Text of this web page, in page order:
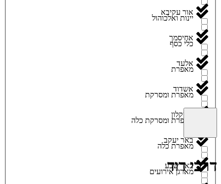
יינות ואלכוהול
כלי כסף
מאפרת
מאפרת ומסרקת
מאפרת ומסרקת כלה
מאפרת כלה
מארגן אירועים
אור עקיבא
אחיסמך
אלעד
אשדוד
אשקלון
באר יעקב
באר שבע
דרכי דוד